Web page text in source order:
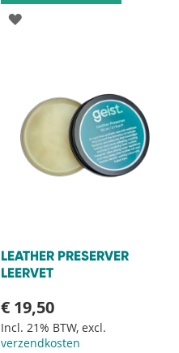
VOEG
VERLANGLIJST
LEATHER PRESERVER
LEERVET
€ 19,50
Incl. 21% BTW, excl.
verzendkosten